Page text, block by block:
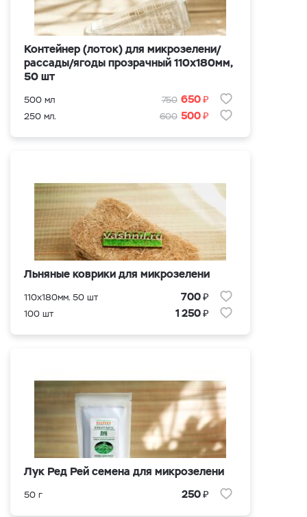
Контейнер (лоток) для микрозелени/
рассады/ягоды прозрачный 110х180мм,
50 шт
500 мл 750 650₽
250 мл. 600 500₽
Льняные коврики для микрозелени
110x180мм. 50 шт 700₽
100 шт 1 250₽
Лук Ред Рей семена для микрозелени
50 г 250₽